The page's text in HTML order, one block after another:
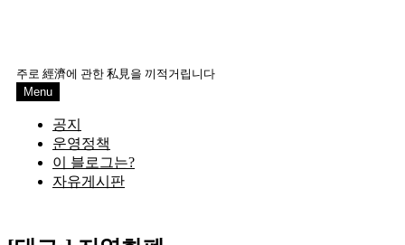
주로 經濟에 관한 私見을 끼적거립니다
Menu
공지
운영정책
이 블로그는?
자유게시판